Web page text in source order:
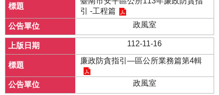
引 -工程篇
政風室
112-11-16
廉政防貪指引—區公所業務篇第4輯
政風室